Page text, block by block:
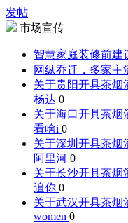
发帖
市场宣传
智慧家庭装修前建
网纵乔迁，多家主
关于贵阳开具茶烟
杨达 0
关于海口开具茶烟
看啥i 0
关于深圳开具茶烟
阿里河 0
关于长沙开具茶烟
追你 0
关于武汉开具茶烟
women 0